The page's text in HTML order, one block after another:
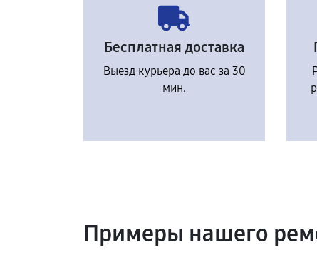
Бесплатная доставка
Выезд курьера до вас за 30
мин.
Примеры нашего